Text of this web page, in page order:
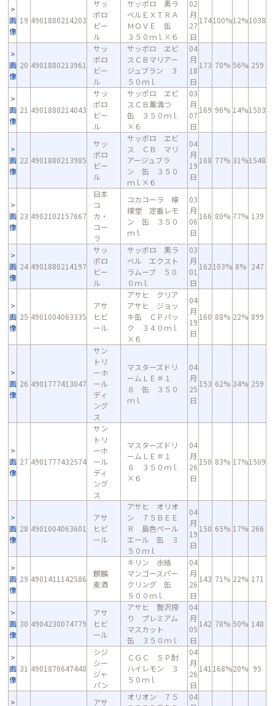
画
像
19 4901880214203
サッ
ポロ
ビー
ル
サッポロ 黒ラ
ベルＥＸＴＲＡ
ＭＯＶＥ 缶
３５０ｍｌ×６
02
月
27
日
174100%12%1038
画
像
20 4901880213961
サッ
ポロ
ビー
ル
サッポロ ヱビ
スＣＢマリアー
ジュブラン ３
５０ｍｌ
04
月
18
日
173 70% 56% 259
画
像
21 4901880214043
サッ
ポロ
ビー
ル
サッポロ ヱビ
スＣＢ薫満つ
缶 ３５０ｍｌ
×６
03
月
07
日
169 96% 14%1503
画
像
22 4901880213985
サッ
ポロ
ビー
ル
サッポロ ヱビ
ス ＣＢ マリ
アージュブラ
ン 缶 ３５０
ｍｌ×６
04
月
19
日
168 77% 31%1548
画
像
23 4902102157667
日本
コ
カ・
コー
ラ
コカコーラ 檸
檬堂 定番レモ
ン 缶 ３５０
ｍｌ
03
月
06
日
166 80% 77% 139
画
像
24 4901880214197
サッ
ポロ
ビー
ル
サッポロ 黒ラ
ベル エクスト
ラムーブ ５０
０ｍｌ
03
月
01
日
162103% 8% 247
画
像
25 4901004063335
アサ
ヒビ
ール
アサヒ クリア
アサヒ ジョッ
キ缶 ＣＰパッ
ク ３４０ｍｌ
×６
04
月
19
日
160 88% 22% 899
画
像
26 4901777413047
サン
トリ
ーホ
ール
ディ
ング
ス
マスターズドリ
ームＬＥ＃１
８ 缶 ３５０
ｍｌ
04
月
25
日
153 62% 34% 259
画
像
27 4901777432574
サン
トリ
ーホ
ール
ディ
ング
ス
マスターズドリ
ームＬＥ＃１
８ ３５０ｍｌ
×６
04
月
26
日
150 83% 17%1509
画
像
28 4901004063601
アサ
ヒビ
ール
アサヒ オリオ
ン ７５ＢＥＥ
Ｒ 島色ペール
エール 缶 ３
５０ｍｌ
04
月
19
日
150 65% 17% 266
画
像
29 4901411142586
麒麟
麦酒
キリン 氷結
マンゴースパー
クリング 缶
５００ｍｌ
04
月
26
日
143 71% 22% 171
画
像
30 4904230074779
アサ
ヒビ
ール
アサヒ 贅沢搾
り プレミアム
マスカット
缶 ３５０ｍｌ
04
月
05
日
142 78% 50% 148
画
像
31 4901870647448
シジ
シー
ジャ
パン
ＣＧＣ ＳＰ酎
ハイレモン ３
５０ｍｌ
04
月
26
日
141 168%20% 95
アサ
オリオン ７５
04